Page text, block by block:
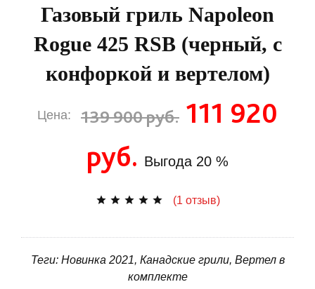
Газовый гриль Napoleon
Rogue 425 RSB (черный, с
конфоркой и вертелом)
Цена: 139 900 руб. 111 920
руб. Выгода 20 %
(1 отзыв)
Теги: Новинка 2021, Канадские грили, Вертел в
комплекте